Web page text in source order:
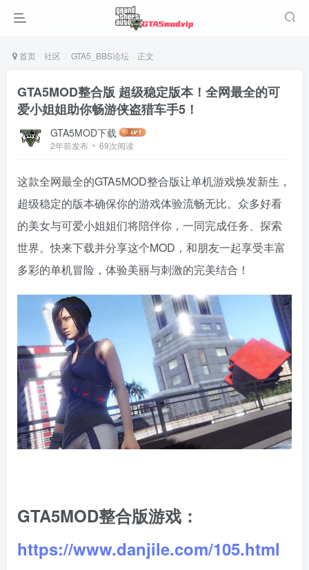
首页 社区 GTA5_BBS论坛 正文
GTA5MOD整合版 超级稳定版本！全网最全的可
爱小姐姐助你畅游侠盗猎车手5！
GTA5MOD下载
2年前发布 69次阅读
这款全网最全的GTA5MOD整合版让单机游戏焕发新生，
超级稳定的版本确保你的游戏体验流畅无比。众多好看
的美女与可爱小姐姐们将陪伴你，一同完成任务、探索
世界。快来下载并分享这个MOD，和朋友一起享受丰富
多彩的单机冒险，体验美丽与刺激的完美结合！
GTA5MOD整合版游戏：
https://www.danjile.com/105.html